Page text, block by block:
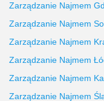
Zarządzanie Najmem
Zarządzanie Najmem
Zarządzanie Najmem
Zarządzanie Najmem
Zarządzanie Najmem
Zarządzanie Najmem